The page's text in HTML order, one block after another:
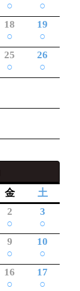
○
○
18
○
19
○
25
○
26
○
金
土
2
○
3
○
9
○
10
○
16
○
17
○